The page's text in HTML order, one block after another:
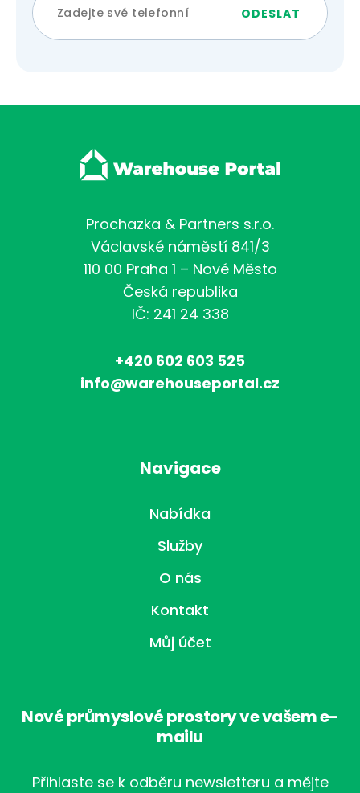
Prochazka & Partners s.r.o.
Václavské náměstí 841/3
110 00 Praha 1 – Nové Město
Česká republika
IČ: 241 24 338
+420 602 603 525
info@warehouseportal.cz
Navigace
Nabídka
Služby
O nás
Kontakt
Můj účet
Nové průmyslové prostory ve vašem e-
mailu
Přihlaste se k odběru newsletteru a mějte